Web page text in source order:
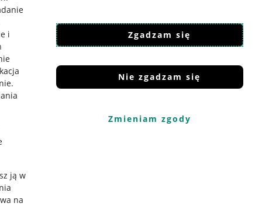
i
.
ją w
na
Zgadzam się
Nie zgadzam się
Zmieniam zgody